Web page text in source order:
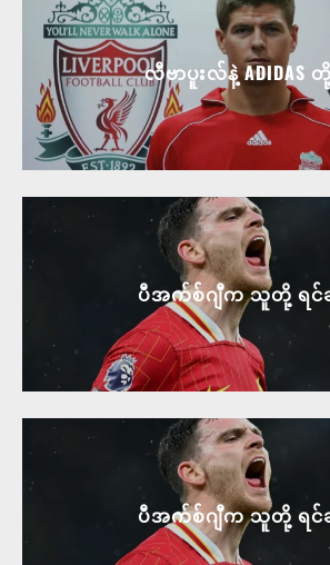
လီဗာပူးလ်နဲ့ ADIDAS
ပီအက်စ်ဂျီက သူတို့ ရင်
ပီအက်စ်ဂျီက သူတို့ ရင်